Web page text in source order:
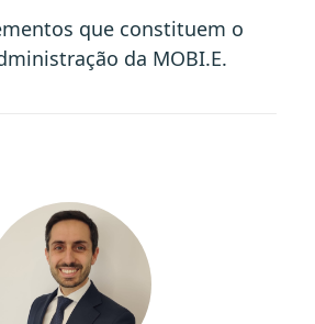
que constituem o
da MOBI.E.